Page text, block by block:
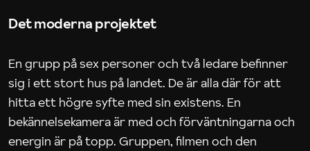
Det moderna projektet
En grupp på sex personer och två ledare befinner
sig i ett stort hus på landet. De är alla där för att
hitta ett högre syfte med sin existens. En
bekännelsekamera är med och förväntningarna och
energin är på topp. Gruppen, filmen och den